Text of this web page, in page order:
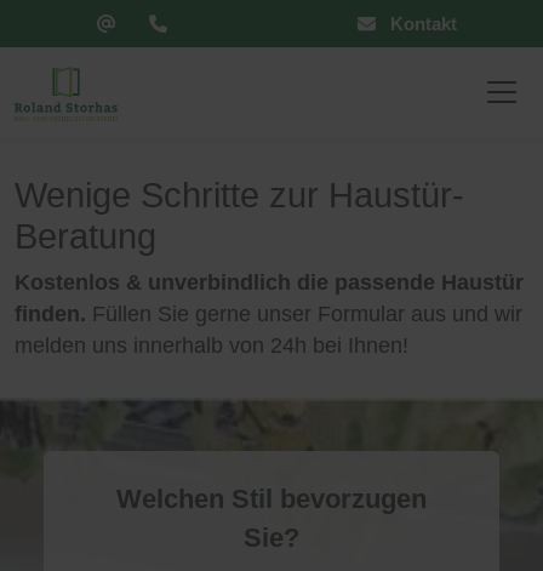
Kontakt
Wenige Schritte zur Haustür-
Beratung
Kostenlos & unverbindlich die passende Haustür
finden. Füllen Sie gerne unser Formular aus und wir
melden uns innerhalb von 24h bei Ihnen!
Welchen Stil bevorzugen
Sie?